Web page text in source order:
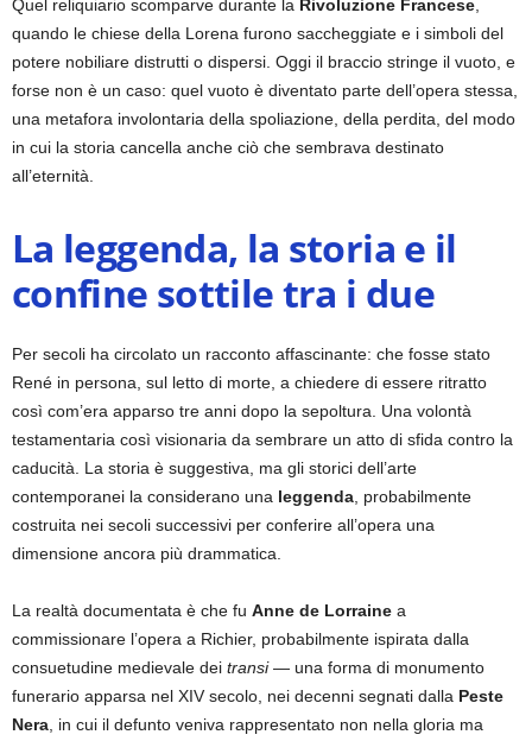
Quel reliquiario scomparve durante la Rivoluzione Francese
quando le chiese della Lorena furono saccheggiate e i simboli del
potere nobiliare distrutti o dispersi. Oggi il braccio stringe il vuoto, e
forse non è un caso: quel vuoto è diventato parte dell’opera stessa,
una metafora involontaria della spoliazione, della perdita, del modo
in cui la storia cancella anche ciò che sembrava destinato
all’eternità.
La leggenda, la storia e il
confine sottile tra i due
Per secoli ha circolato un racconto affascinante: che fosse stato
René in persona, sul letto di morte, a chiedere di essere ritratto
così com’era apparso tre anni dopo la sepoltura. Una volontà
testamentaria così visionaria da sembrare un atto di sfida contro la
caducità. La storia è suggestiva, ma gli storici dell’arte
contemporanei la considerano una leggenda , probabilmente
costruita nei secoli successivi per conferire all’opera una
dimensione ancora più drammatica.
La realtà documentata è che fu Anne de Lorraine a
commissionare l’opera a Richier, probabilmente ispirata dalla
consuetudine medievale dei transi— una forma di monumento
funerario apparsa nel XIV secolo, nei decenni segnati dalla Peste
Nera , in cui il defunto veniva rappresentato non nella gloria ma